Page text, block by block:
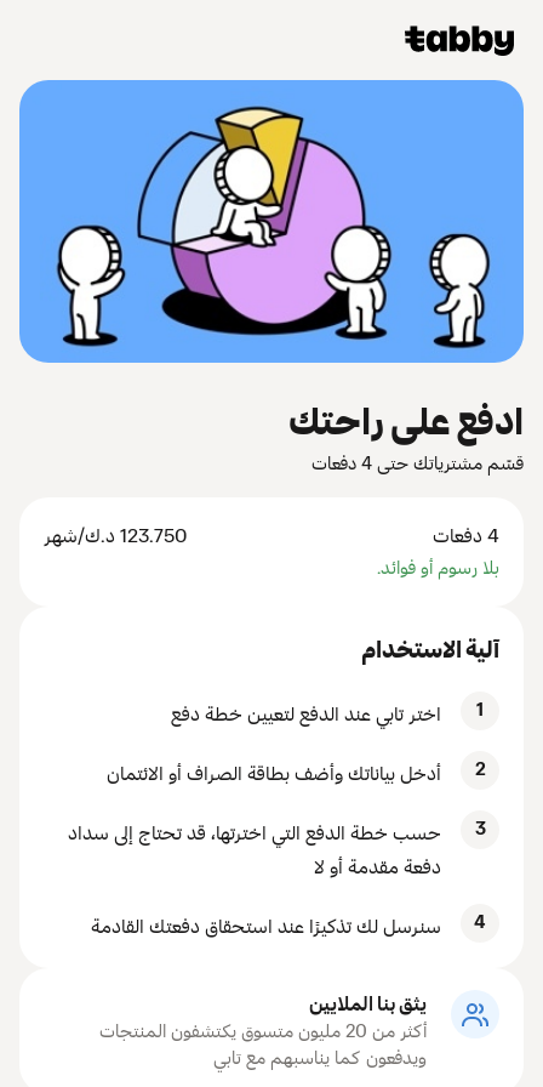
ادفع على راحتك
قسّم مشترياتك حتى 4 دفعات
4 دفعات 123.750 د.ك/شهر
بلا رسوم أو فوائد.
آلية الاستخدام
1 اختر تابي عند الدفع لتعيين خطة دفع
2 أدخل بياناتك وأضف بطاقة الصراف أو الائتمان
3
حسب خطة الدفع التي اخترتها، قد تحتاج إلى سداد
دفعة مقدمة أو لا
4 سنرسل لك تذكيرًا عند استحقاق دفعتك القادمة
يثق بنا الملايين
أكثر من 20 مليون متسوق يكتشفون المنتجات
ويدفعون كما يناسبهم مع تابي